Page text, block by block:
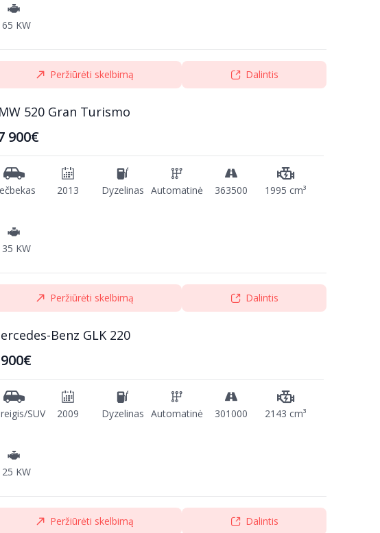
KW
Peržiūrėti skelbimą Dalintis
520 Gran Turismo
900€
2013 Dyzelinas Automatinė 363500 1995 cm³
KW
Peržiūrėti skelbimą Dalintis
Benz GLK 220
SUV 2009 Dyzelinas Automatinė 301000 2143 cm³
KW
Peržiūrėti skelbimą Dalintis